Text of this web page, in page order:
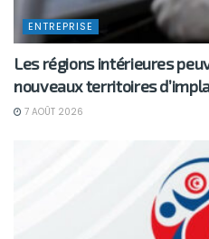
ENTREPRISE
Les régions intérieures
nouveaux territoires
7 AOÛT 2026